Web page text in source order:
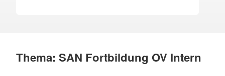
Thema: SAN Fortbildung OV Intern